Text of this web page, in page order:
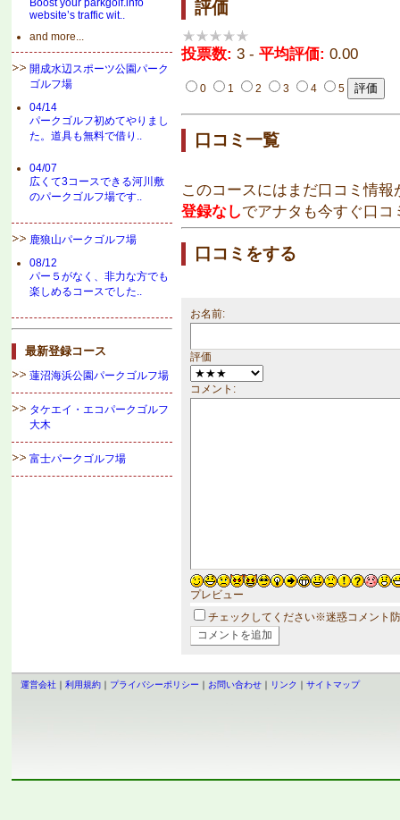
Boost your parkgolf.info
website’s traffic wit..
and more...
開成水辺スポーツ公園パーク
ゴルフ場
04/14
パークゴルフ初めてやりまし
た。道具も無料で借り..
04/07
広くて3コースできる河川敷
のパークゴルフ場です..
鹿狼山パークゴルフ場
08/12
パー５がなく、非力な方でも
楽しめるコースでした..
最新登録コース
蓮沼海浜公園パークゴルフ場
タケエイ・エコパークゴルフ
大木
富士パークゴルフ場
評価
投票数: 3 - 平均評価: 0.00
0 1 2 3 4 5
口コミ一覧
このコースにはまだ口コミ情報
登録なしでアナタも今すぐ口コ
口コミをする
お名前:
評価
コメント:
プレビュー
チェックしてください※迷惑コメント
運営会社｜ 利用規約｜ プライバシーポリシー ｜ お問い合わせ｜ リンク ｜ サイトマップ